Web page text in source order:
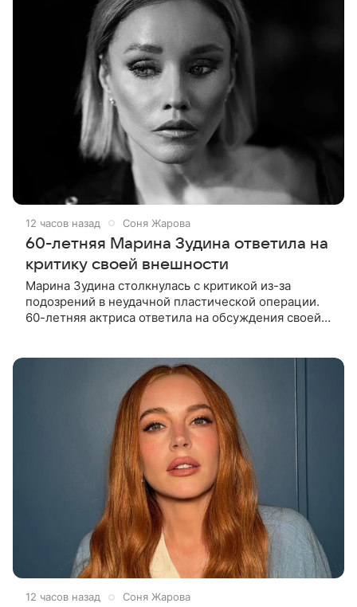
12 часов назад Соня Жарова
60-летняя Марина Зудина ответила на
критику своей внешности
Марина Зудина столкнулась с критикой из-за
подозрений в неудачной пластической операции.
60-летняя актриса ответила на обсуждения своей
12 часов назад Соня Жарова